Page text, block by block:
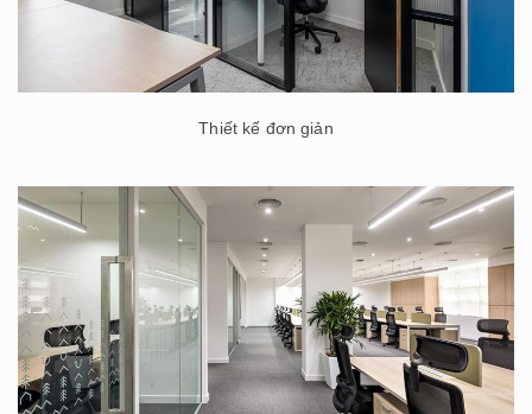
Thiết kế đơn giản